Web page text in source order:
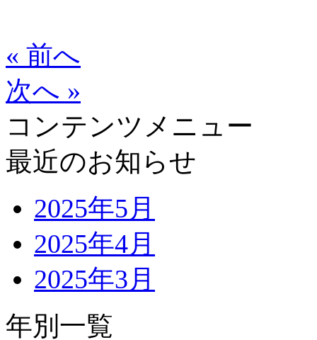
« 前へ
次へ »
コンテンツメニュー
最近のお知らせ
2025年5月
2025年4月
2025年3月
年別一覧